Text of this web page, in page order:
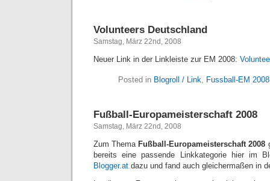
Volunteers Deutschland
Samstag, März 22nd, 2008
Neuer Link in der Linkleiste zur EM 2008:
Posted in Blogroll / Link, Fussball-EM 2008
Fußball-Europameisterschaft 2008
Samstag, März 22nd, 2008
Zum Thema Fußball-Europameisterschaft 2008
bereits eine passende Linkkategorie hier im
Blogger.at dazu und fand auch gleichermaßen in